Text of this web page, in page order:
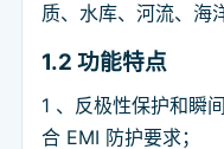
质、水库、河流、海
1.2 功能特点
1 、反极性保护和瞬
合 EMI 防护要求；